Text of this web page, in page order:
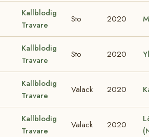
Kallblodig
Travare
Sto 2020
Kallblodig
Travare
Sto 2020
Kallblodig
Travare
Valack 2020
Kallblodig
Travare
Valack 2020